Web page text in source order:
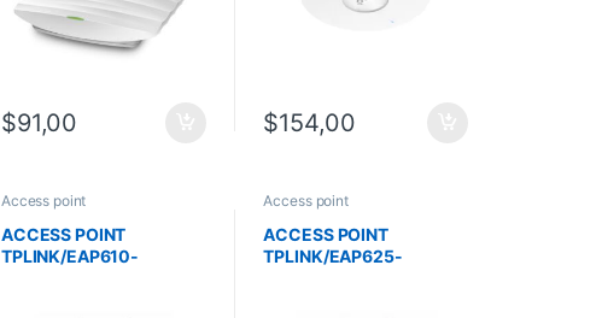
$91,00 $154,00
Access point
ACCESS POINT
TPLINK/EAP610-
Access point
ACCESS POINT
TPLINK/EAP625-